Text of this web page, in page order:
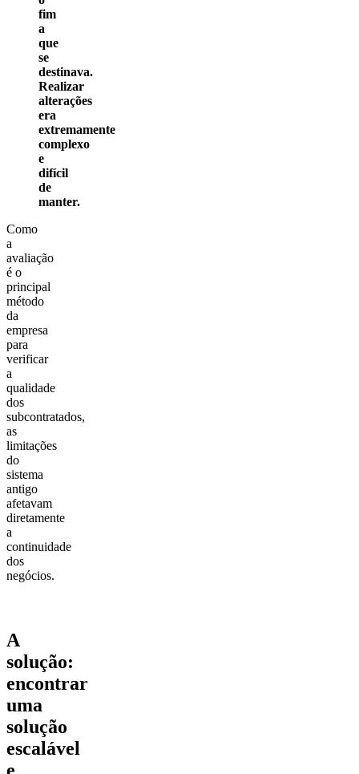
fim
a
que
se
destinava.
Realizar
alterações
era
extremamente
complexo
e
difícil
de
manter.
Como
a
avaliação
é o
principal
método
da
empresa
para
verificar
a
qualidade
dos
subcontratados,
as
limitações
do
sistema
antigo
afetavam
diretamente
a
continuidade
dos
negócios.
A
solução:
encontrar
uma
solução
escalável
e